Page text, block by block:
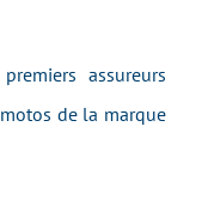
assureurs
de la marque